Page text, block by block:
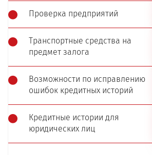
Проверка предприятий
Транспортные средства на
предмет залога
Возможности по исправлению
ошибок кредитных историй
Кредитные истории для
юридических лиц